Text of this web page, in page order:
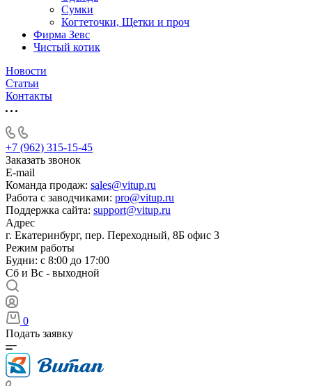
Сумки
Когтеточки, Щетки и проч
Фирма Зевс
Чистый котик
Новости
Статьи
Контакты
+7 (962) 315-15-45
Заказать звонок
E-mail
Команда продаж: sales@vitup.ru
Работа с заводчиками: pro@vitup.ru
Поддержка сайта: support@vitup.ru
Адрес
г. Екатеринбург, пер. Переходный, 8Б офис 3
Режим работы
Будни: с 8:00 до 17:00
Сб и Вс - выходной
0
Подать заявку